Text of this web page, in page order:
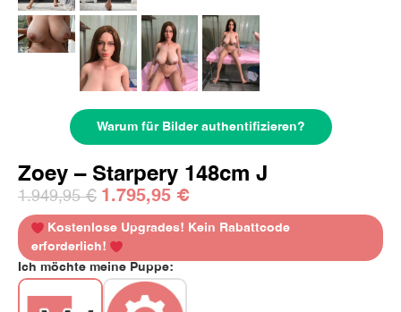
Warum für Bilder authentifizieren?
Zoey – Starpery 148cm J
1.949,95€ 1.795,95 €
Kostenlose Upgrades! Kein Rabattcode
erforderlich!
Ich möchte meine Puppe: